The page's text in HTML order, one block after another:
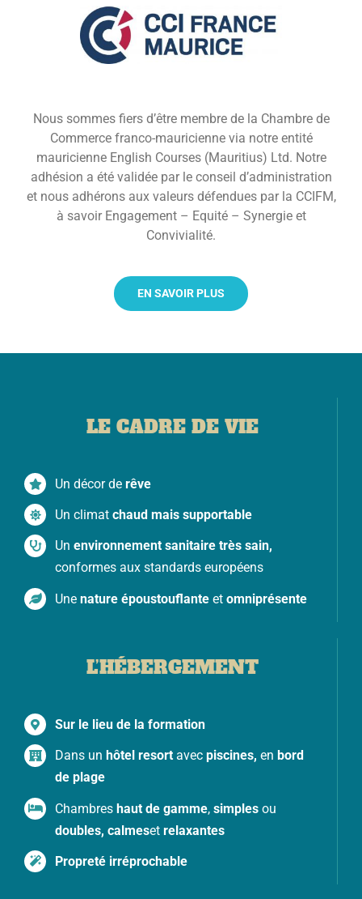
Nous sommes fiers d’être membre de la Chambre de
Commerce franco-mauricienne via notre entité
mauricienne English Courses (Mauritius) Ltd. Notre
adhésion a été validée par le conseil d’administration
et nous adhérons aux valeurs défendues par la CCIFM,
à savoir Engagement – Equité – Synergie et
Convivialité.
EN SAVOIR PLUS
LE CADRE DE VIE
Un décor derêve
Un climatchaud mais supportable
Un environnement sanitaire très sain,
conformes aux standards européens
Unenature époustouflante etomniprésente
L’HÉBERGEMENT
Sur le lieu de la formation
Dans un hôtel resort avec piscines, en bord
de plage
Chambreshaut de gamme,simples ou
doubles, calmesetrelaxantes
Propreté irréprochable